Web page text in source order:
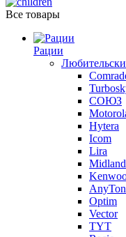
Все товары
Рации
СОЮЗ
Hytera
Icom
Lira
Midland
Optim
Vector
TYT